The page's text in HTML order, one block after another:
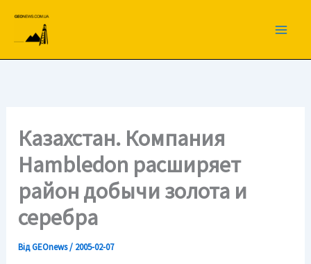
вмісту
Казахстан. Компания
Hambledon расширяет
район добычи золота и
серебра
ВідGEOnews/ 2005-02-07